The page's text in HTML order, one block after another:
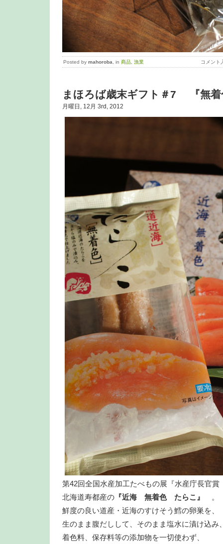
Posted by mahoroba , in 商品 漁業 コメント
まほろば歳末ギフト＃7 『無着
月曜日, 12月 3rd, 2012
第42回全国水産加工たべもの展『水産庁長官
北海道寿都産の 『近海 無着色 たらこ』
。
鮮度の良い道産・近海のすけそう鱈の卵巣を、
生のまま腹だしして、そのまま塩水に漬け込み
着色料、保存料等の添加物を一切使わず、